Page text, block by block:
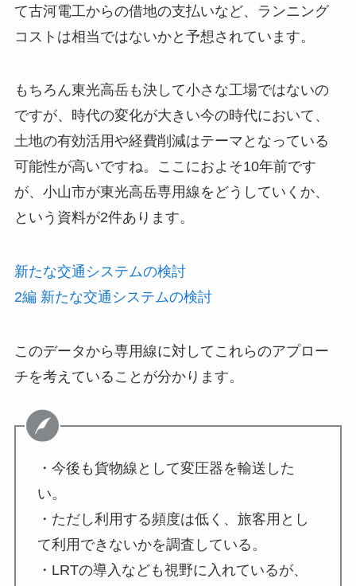
て古河電工からの借地の支払いなど、ランニング
コストは相当ではないかと予想されています。
もちろん東光高岳も決して小さな工場ではないの
ですが、時代の変化が大きい今の時代において、
土地の有効活用や経費削減はテーマとなっている
可能性が高いですね。ここにおよそ10年前です
が、小山市が東光高岳専用線をどうしていくか、
という資料が2件あります。
新たな交通システムの検討
2編 新たな交通システムの検討
このデータから専用線に対してこれらのアプロー
チを考えていることが分かります。
・今後も貨物線として変圧器を輸送した
い。
・ただし利用する頻度は低く、旅客用とし
て利用できないかを調査している。
・LRTの導入なども視野に入れているが、